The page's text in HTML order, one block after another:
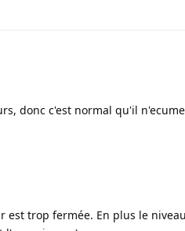
donc c'est normal qu'il
trop fermée. En plus le